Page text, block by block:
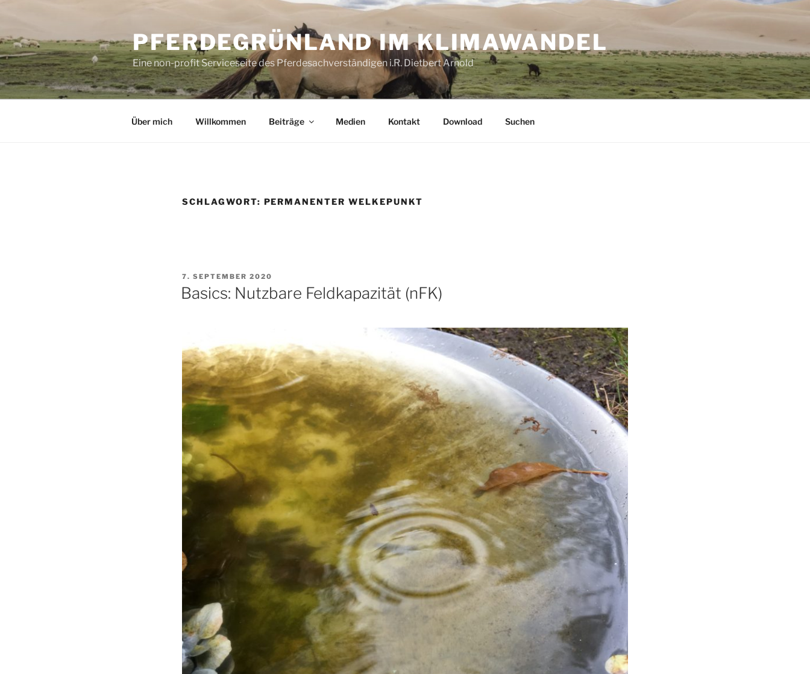
springen
PFERDEGRÜNLAND IM KLIMAWANDEL
Eine non-profit Serviceseite des Pferdesachverständigen i.R. Dietbert Arnold
Über mich Willkommen Beiträge Medien Kontakt Download Suchen
SCHLAGWORT: PERMANENTER WELKEPUNKT
VERÖFFENTLICHT
AM
7. SEPTEMBER 2020
Basics: Nutzbare Feldkapazität (nFK)